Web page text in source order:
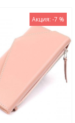
Акция: -7 %